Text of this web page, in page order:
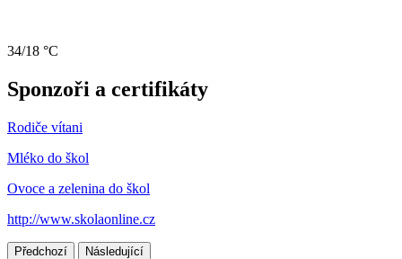
34/18 °C
Sponzoři a certifikáty
Rodiče vítani
Mléko do škol
Ovoce a zelenina do škol
http://www.skolaonline.cz
Předchozí Následující